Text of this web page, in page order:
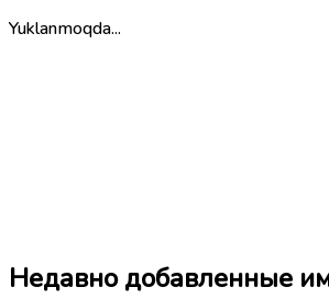
Yuklanmoqda...
Недавно добавленные